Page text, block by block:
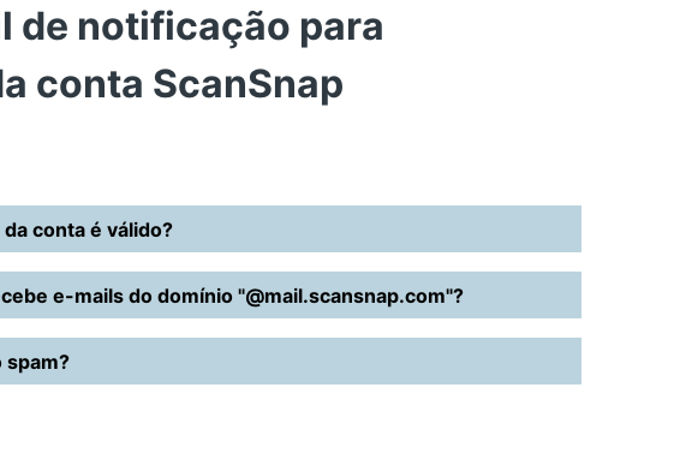
de notificação para
conta ScanSnap
conta é válido?
e-mails do domínio "@mail.scansnap.com"?
spam?